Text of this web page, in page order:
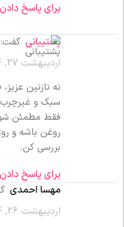
برای پاسخ
پشتیبانی گفت:
اردیبهشت 27, 1404 در 12:04 ق.ظ
نه نازنین
سبک و
فقط مطمئن
بررسی کن.
برای پاسخ
مهسا احمدی
اردیبهشت 26, 1404 در 11:55 ب.ظ